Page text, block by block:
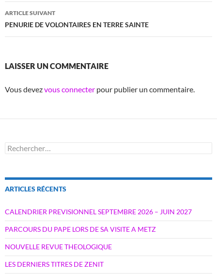
articles
ARTICLE SUIVANT
PENURIE DE VOLONTAIRES EN TERRE SAINTE
LAISSER UN COMMENTAIRE
Vous devezvous connecter pour publier un commentaire.
Rechercher :
ARTICLES RÉCENTS
CALENDRIER PREVISIONNEL SEPTEMBRE 2026 – JUIN 2027
PARCOURS DU PAPE LORS DE SA VISITE A METZ
NOUVELLE REVUE THEOLOGIQUE
LES DERNIERS TITRES DE ZENIT